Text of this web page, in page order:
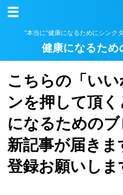
”本当に”健康になるためにシンク
健康になるため
こちらの「い
ンを押して頂
になるための
新記事が届きま
登録お願いしま